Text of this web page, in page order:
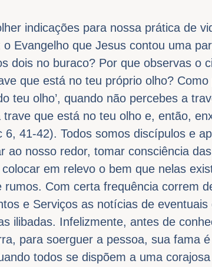
indicações para nossa prática de
Evangelho que Jesus contou uma
dois no buraco? Por que observas o
que está no teu próprio olho?
teu olho’, quando não percebes a
que está no teu olho e, então,
6, 41-42). Todos somos discípulos e
ao nosso redor, tomar consciência
em relevo o bem que nelas
rumos. Com certa frequência correm
e Serviços as notícias de
ilibadas. Infelizmente, antes de
para soerguer a pessoa, sua fama
todos se dispõem a uma